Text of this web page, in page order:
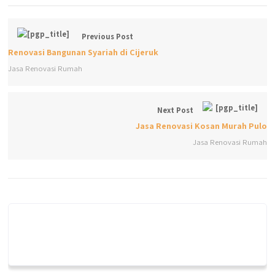
Previous Post
Renovasi Bangunan Syariah di Cijeruk
Jasa Renovasi Rumah
Next Post
Jasa Renovasi Kosan Murah Pulo
Jasa Renovasi Rumah